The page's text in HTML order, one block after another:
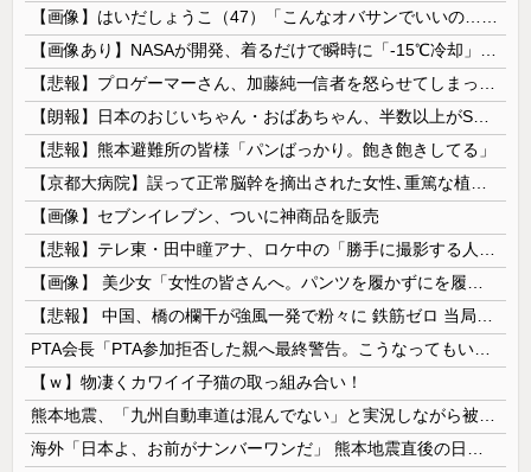
【悲報】熊本避難所の皆様「パンばっかり。飽き飽きしてる」
【画像】セブンイレブン、ついに神商品を販売
【ｗ】物凄くカワイイ子猫の取っ組み合い！